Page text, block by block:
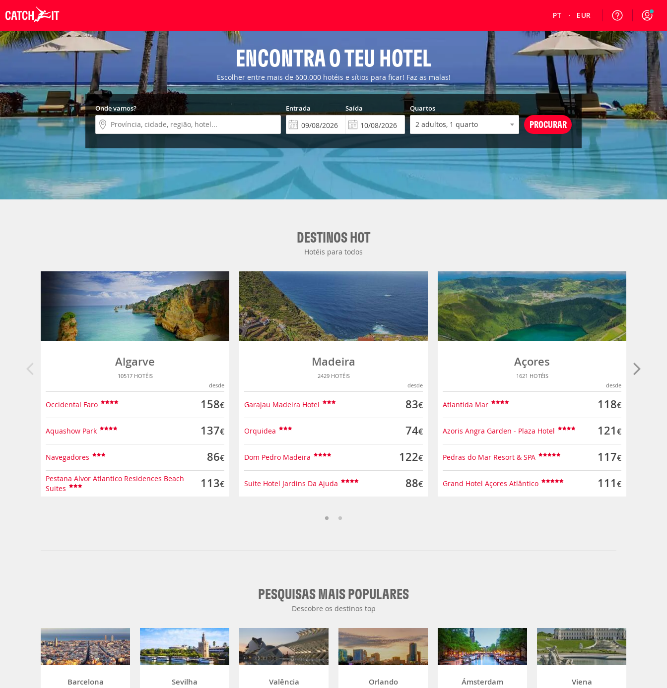
PT EUR
ENCONTRA O TEU HOTEL
Escolher entre mais de 600.000 hotéis e sítios para ficar! Faz as malas!
Onde vamos? Entrada Saída Quartos
PROCURAR
DESTINOS HOT
Hotéis para todos
Algarve
10517 HOTÉIS
desde
Occidental Faro 158€
Aquashow Park 137€
Navegadores 86€
Pestana Alvor Atlantico Residences Beach
Suites
113€
Madeira
2429 HOTÉIS
desde
Garajau Madeira Hotel 83€
Orquidea 74€
Dom Pedro Madeira 122€
Suite Hotel Jardins Da Ajuda 88€
Açores
1621 HOTÉIS
desde
Atlantida Mar 118€
Azoris Angra Garden - Plaza Hotel 121€
Pedras do Mar Resort & SPA 117€
Grand Hotel Açores Atlântico 111€
PESQUISAS MAIS POPULARES
Descobre os destinos top
Barcelona Sevilha Valência Orlando Ámsterdam Viena